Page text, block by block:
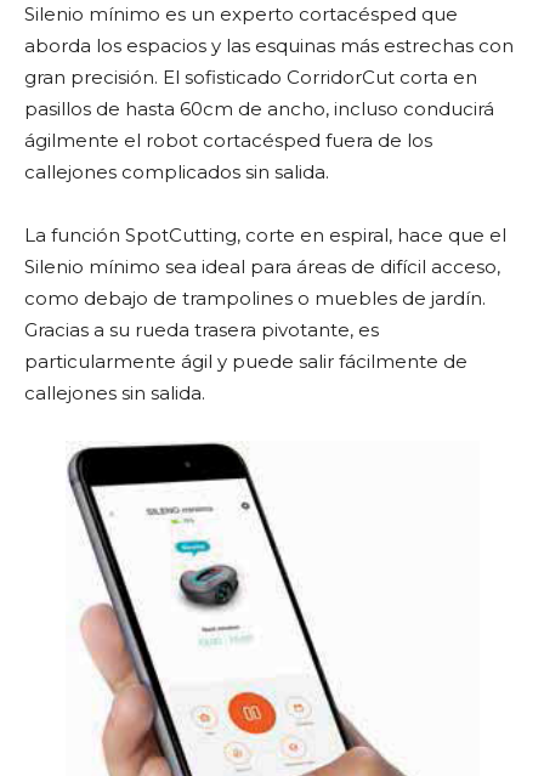
Silenio mínimo es un experto cortacésped que
aborda los espacios y las esquinas más estrechas con
gran precisión. El sofisticado CorridorCut corta en
pasillos de hasta 60cm de ancho, incluso conducirá
ágilmente el robot cortacésped fuera de los
callejones complicados sin salida.
La función SpotCutting, corte en espiral, hace que el
Silenio mínimo sea ideal para áreas de difícil acceso,
como debajo de trampolines o muebles de jardín.
Gracias a su rueda trasera pivotante, es
particularmente ágil y puede salir fácilmente de
callejones sin salida.